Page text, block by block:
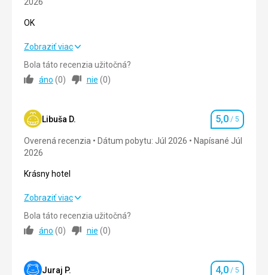
Nedá sa čo vydknut všetko ok .Cisto ochota personál
super .
OK
OK
Strava
Okolie 5,0/ 5
Služby 5,0/ 5
Pláž
Super
Strava
Ubytovanie
Zobraziť viac
Bola táto recenzia užitočná?
áno (0) nie (0)
Libuša D. Hodnotenie
5,0 / 5
Overená recenzia Dátum pobytu: Júl 2026
Napísané Júl
2026
Krásny hotel
Krásny hotel
Strava
Okolie 5,0/ 5
Zobraziť viac
Bola táto recenzia užitočná?
áno (0) nie (0)
Juraj P. 4,0 / 5